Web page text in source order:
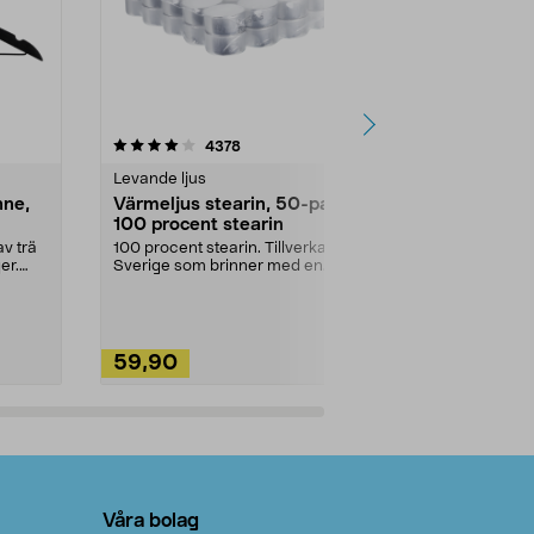
trä
4378recensioner
Levande ljus
Värmeljus stearin, 50-pack,
100 procent stearin
100 procent stearin. Tillverkade i
Sverige som brinner med en
59,90
4.5av 5 stjärnor
Våra bolag